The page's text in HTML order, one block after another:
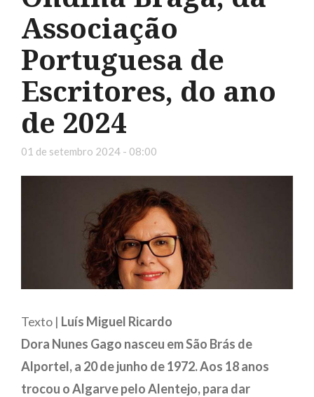
Associação
Portuguesa de
Escritores, do ano
de 2024
01 de setembro 2024 - 08:00
Texto | Luís Miguel Ricardo
Dora Nunes Gago nasceu em São Brás de
Alportel, a 20 de junho de 1972. Aos 18 anos
trocou o Algarve pelo Alentejo, para dar